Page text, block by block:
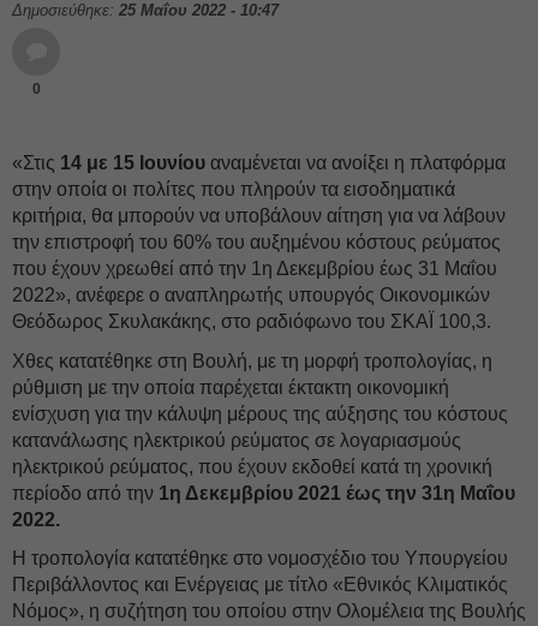
Δημοσιεύθηκε: 25 Μαΐου 2022 - 10:47
0
«Στις 14 με 15 Ιουνίου αναμένεται να ανοίξει η πλατφόρμα
στην οποία οι πολίτες που πληρούν τα εισοδηματικά
κριτήρια, θα μπορούν να υποβάλουν αίτηση για να λάβουν
την επιστροφή του 60% του αυξημένου κόστους ρεύματος
που έχουν χρεωθεί από την 1η Δεκεμβρίου έως 31 Μαΐου
2022», ανέφερε ο αναπληρωτής υπουργός Οικονομικών
Θεόδωρος Σκυλακάκης, στο ραδιόφωνο του ΣΚΑΪ 100,3.
Χθες κατατέθηκε στη Βουλή, με τη μορφή τροπολογίας, η
ρύθμιση με την οποία παρέχεται έκτακτη οικονομική
ενίσχυση για την κάλυψη μέρους της αύξησης του κόστους
κατανάλωσης ηλεκτρικού ρεύματος σε λογαριασμούς
ηλεκτρικού ρεύματος, που έχουν εκδοθεί κατά τη χρονική
περίοδο από την 1η Δεκεμβρίου 2021 έως την 31η Μαΐου
2022.
Η τροπολογία κατατέθηκε στο νομοσχέδιο του Υπουργείου
Περιβάλλοντος και Ενέργειας με τίτλο «Εθνικός Κλιματικός
Νόμος», η συζήτηση του οποίου στην Ολομέλεια της Βουλής